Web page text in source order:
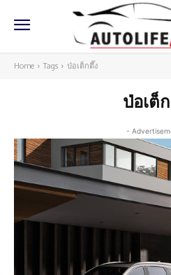
Home Tags ป่อเต็กตึ๊ง
ป่อเต็
-